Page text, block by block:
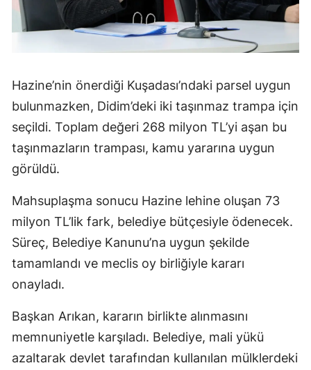
Hazine’nin önerdiği Kuşadası’ndaki parsel uygun
bulunmazken, Didim’deki iki taşınmaz trampa için
seçildi. Toplam değeri 268 milyon TL’yi aşan bu
taşınmazların trampası, kamu yararına uygun
görüldü.
Mahsuplaşma sonucu Hazine lehine oluşan 73
milyon TL’lik fark, belediye bütçesiyle ödenecek.
Süreç, Belediye Kanunu’na uygun şekilde
tamamlandı ve meclis oy birliğiyle kararı
onayladı.
Başkan Arıkan, kararın birlikte alınmasını
memnuniyetle karşıladı. Belediye, mali yükü
azaltarak devlet tarafından kullanılan mülklerdeki